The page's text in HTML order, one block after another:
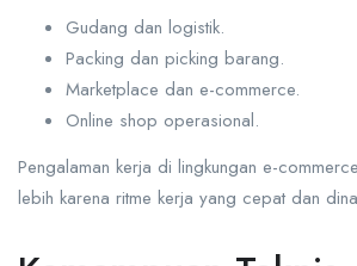
Gudang dan logistik.
Packing dan picking barang.
Marketplace dan e-commerce.
Online shop operasional.
Pengalaman kerja di lingkungan e-
lebih karena ritme kerja yang cepat dan